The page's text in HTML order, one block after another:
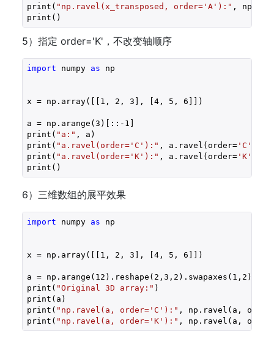
print( "np.ravel(x_transposed, order='A'):" ,
print()
5）指定 order='K'，不改变轴顺序
import numpy as np
x = np.array([[ 1 , 2 , 3 ], [4, 5 , 6 ]])
a = np.arange(3 )[:: -1 ]
print( "a:" , a)
print( "a.ravel(order='C'):" , a.ravel(order='C'
print( "a.ravel(order='K'):" , a.ravel(order='K'
6）三维数组的展平效果
import numpy as np
x = np.array([[ 1 , 2 , 3 ], [4, 5 , 6 ]])
a = np.arange( 12 ).reshape( 2 , 3 , 2 ).swapaxes( 1 , 2 )
print( "Original 3D array:" )
print(a)
print( "np.ravel(a, order='C'):" , np.ravel(a,
print( "np.ravel(a, order='K'):" , np.ravel(a,